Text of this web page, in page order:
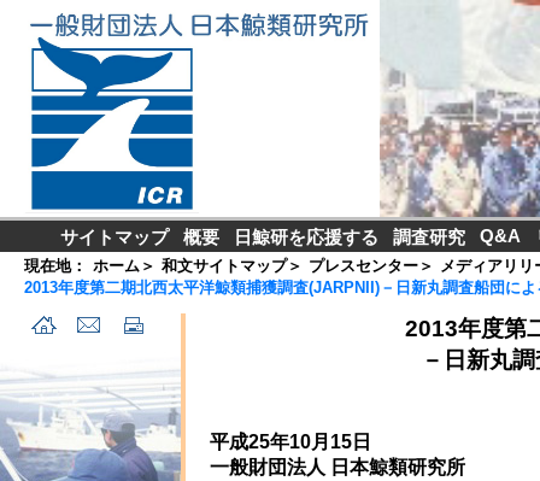
サイトマップ 概要 日鯨研を応援する 調査研究 Q&A
現在地： ホーム ＞ 和文サイトマップ＞ プレスセンター ＞ メディアリリ
2013年度第二期北西太平洋鯨類捕獲調査(JARPNII)－日新丸調査船団に
2013年度第
－日新丸
平成25年10月15日
一般財団法人 日本鯨類研究所